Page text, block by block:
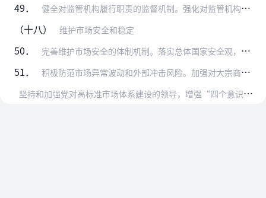
49． 健全对监管机构履行职责的监督机制。强化对监管机构依法履行监管职责情况的监督检查，促进监管权力规范透明运行。对监管机构不作为、乱作为要依规依法严肃追责问责。推动监…
（十八） 维护市场安全和稳定
50． 完善维护市场安全的体制机制。落实总体国家安全观，高度重视市场运行的风险挑战和市场体系安全问题，密切跟踪国内外重要商品市场、服务市场和要素市场形势变化，完善政策储…
51． 积极防范市场异常波动和外部冲击风险。加强对大宗商品、资本、技术、数据等重点市场交易的监测预测预警，研究制定重大市场风险冲击应对预案。健全金融风险预防、预警、处置…
坚
持和加强党对高标准市场体系建设的领导，增强“四个意识”、坚定“四个自信”、做到“两个维护”，把党的领导贯穿高标准市场体系建设全过程，确保改革始终沿着正确方向前…